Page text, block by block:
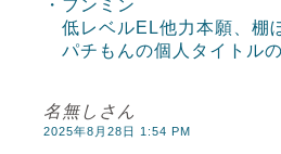
・フンミン
低レベルEL他力本願、棚
パチもんの個人タイトル
名無しさん
2025年8月28日 1:54 PM